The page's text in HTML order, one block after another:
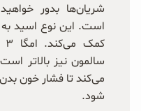
شریان‌ها بدور
می‌کند تا فشار خون
شود.